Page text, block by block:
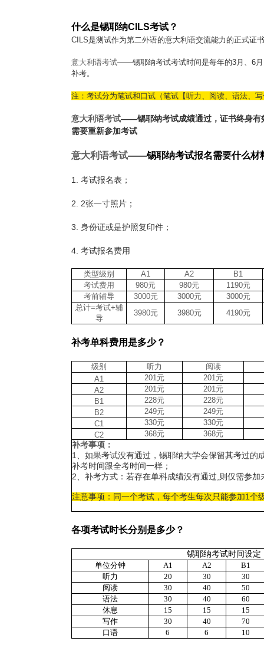
什么是锡耶纳CILS考试？
CILS是测试作为第二外语的意大利语交流能力的正式证
意大利语考试——锡耶纳考试考试时间是每年的3月、6
补考。
注：考试分为笔试和口试（笔试【听力、阅读、语法、
意大利语考试——锡耶纳考试成绩通过，证书终身
需要重新参加考试
意大利语考试——锡耶纳考试报名需要什么材
1. 考试报名表；
2. 2张一寸照片；
3. 身份证或是护照复印件；
4. 考试报名费用
类型级别 A1 A2
B1
考试费用
980元 980元 1190元
考前辅导
3000元 3000元 3000元
总计=考试+辅
导
3980元 3980元 4190元
补考单科费用是多少？
级别 听力
阅读
A1
201元 201元
A2
201元 201元
B1
228元 228元
B2
249元 249元
C1
330元 330元
C2
368元 368元
补考事项：
1 、如果考试没有通过，锡耶纳大学会保留其考过的
补考时间跟全考时间一样；
2、补考方式：若存在单科成绩没有通过 则仅需参加
注意事项：同一个考试，每个考生每次只能参加1个
各项考试时长分别是多少？
锡耶纳考试时间设定
单位分钟 A1 A2
B1
听力
20 30
30
阅读
30 40
50
语法
30 40
60
休息
15 15
15
写作
30 40
70
口语
6 6 10